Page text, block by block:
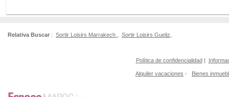
Relativa Buscar : Sortir Loisirs Marrakech Sortir Loisirs Gueliz
Política de confidencialidad|
Alquiler vacaciones - Bienes